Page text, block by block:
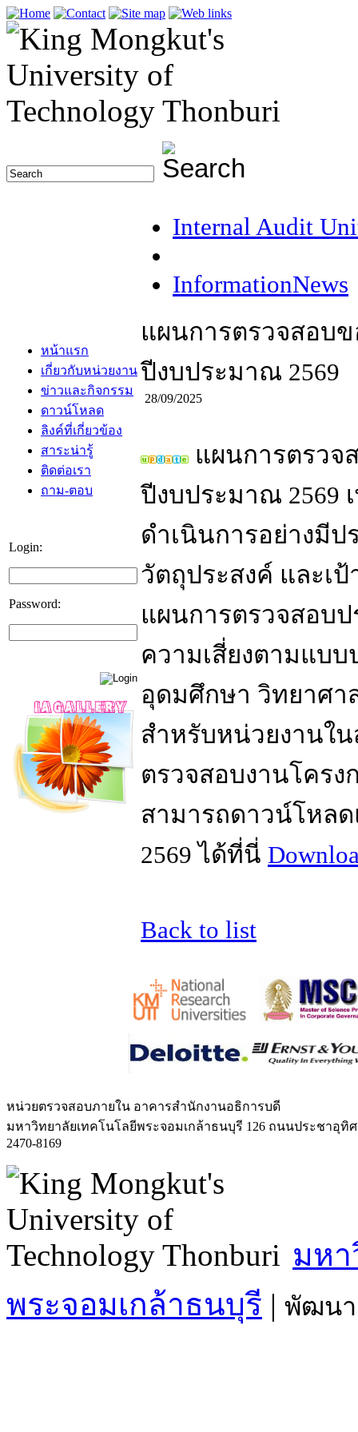
หน้าแรก
เกี่ยวกับหน่วยงาน
ข่าวและกิจกรรม
ดาวน์โหลด
ลิงค์ที่เกี่ยวข้อง
สาระน่ารู้
ติดต่อเรา
ถาม-ตอบ
Login:
Password:
Internal Audit
InformationNews
แผนการตรวจสอบ
ปีงบประมาณ 2569
28/09/2025
แผนการตรวจ
ปีงบประมาณ 2569
ดำเนินการอย่างมี
วัตถุประสงค์ และเ
แผนการตรวจสอบป
ความเสี่ยงตามแบบ
อุดมศึกษา วิทยาศา
สำหรับหน่วยงานใ
ตรวจสอบงานโคร
สามารถดาวน์โหล
2569 ได้ที่นี่
Back to list
หน่วยตรวจสอบภายใน อาคารสำนักงานอธิการบดี
มหาวิทยาลัยเทคโนโลยีพระจอมเกล้าธนบุรี 126 ถนนประชาอุทิ
2470-8169
มหา
พระจอมเกล้าธนบุรี | พัฒน